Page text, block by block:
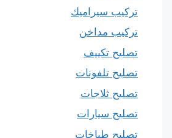
تركيب سيراميك
تركيب مداخن
تصليح تكييف
تصليح تلفونات
تصليح ثلاجات
تصليح سيارات
تصليح طباخات